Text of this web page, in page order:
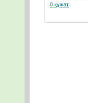
0 құжат